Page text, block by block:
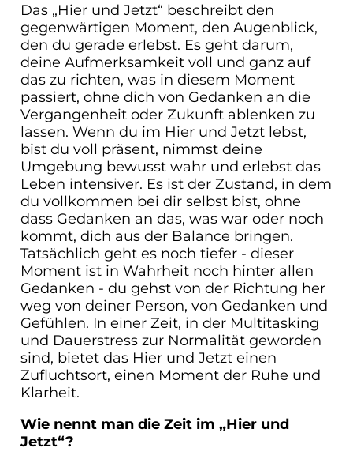
Das „Hier und Jetzt“ beschreibt den
gegenwärtigen Moment, den Augenblick,
den du gerade erlebst. Es geht darum,
deine Aufmerksamkeit voll und ganz auf
das zu richten, was in diesem Moment
passiert, ohne dich von Gedanken an die
Vergangenheit oder Zukunft ablenken zu
lassen. Wenn du im Hier und Jetzt lebst,
bist du voll präsent, nimmst deine
Umgebung bewusst wahr und erlebst das
Leben intensiver. Es ist der Zustand, in dem
du vollkommen bei dir selbst bist, ohne
dass Gedanken an das, was war oder noch
kommt, dich aus der Balance bringen.
Tatsächlich geht es noch tiefer - dieser
Moment ist in Wahrheit noch hinter allen
Gedanken - du gehst von der Richtung her
weg von deiner Person, von Gedanken und
Gefühlen. In einer Zeit, in der Multitasking
und Dauerstress zur Normalität geworden
sind, bietet das Hier und Jetzt einen
Zufluchtsort, einen Moment der Ruhe und
Klarheit.
Wie nennt man die Zeit im „Hier und
Jetzt“?